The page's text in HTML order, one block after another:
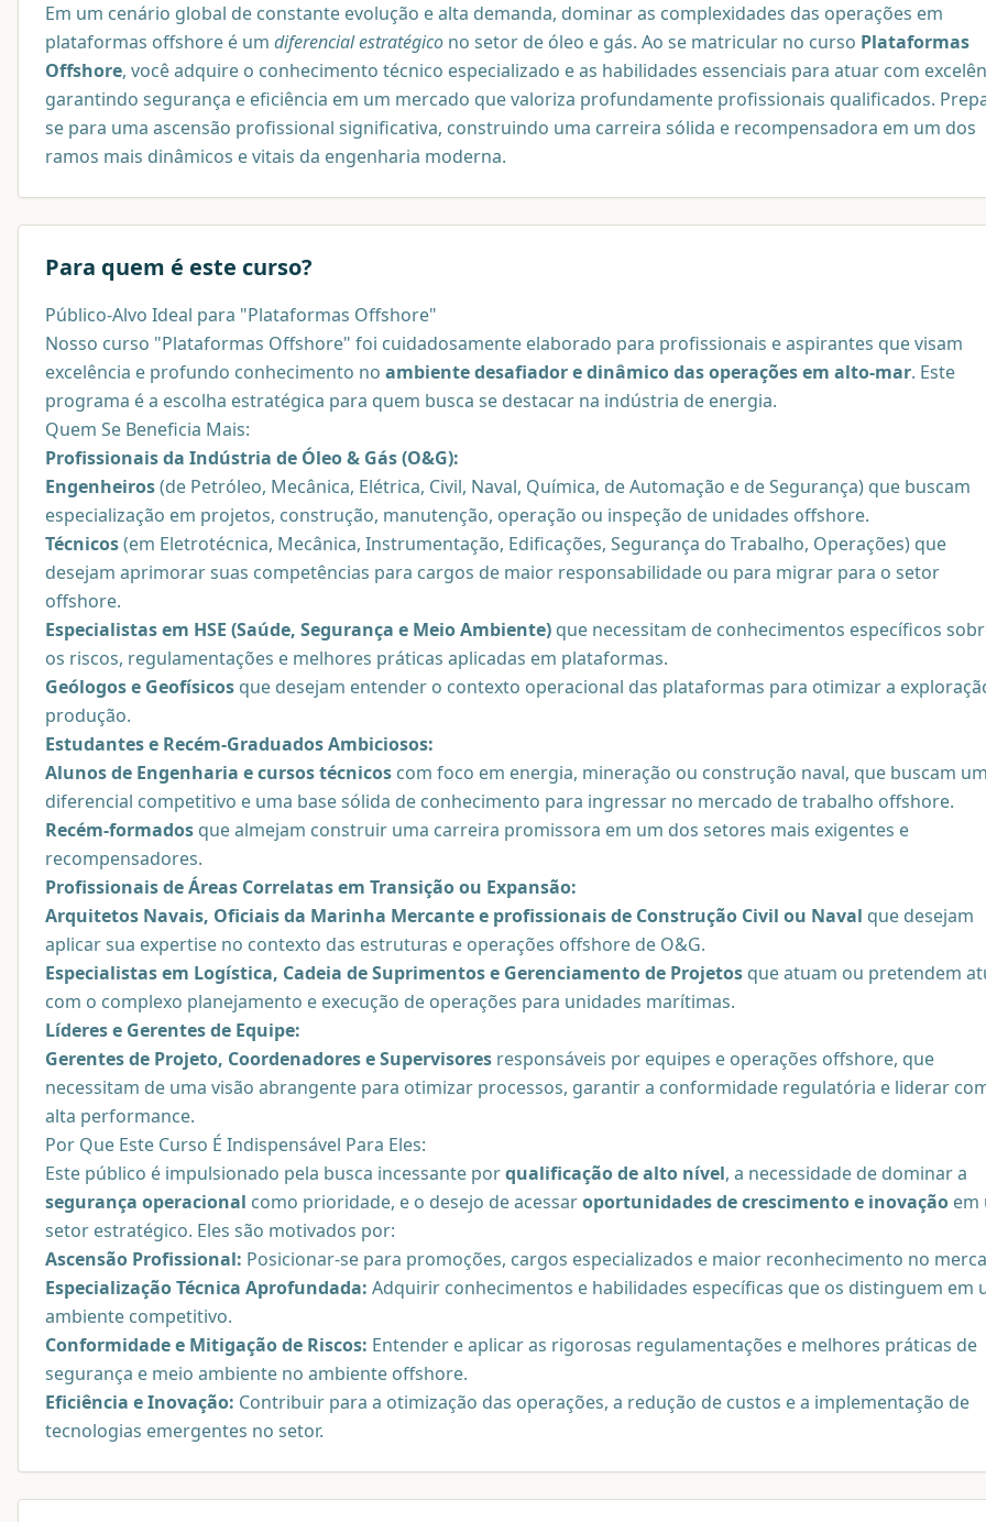
Em um cenário global de constante evolução e alta demanda, dominar as complexidades das operações em
plataformas offshore é um diferencial estratégico no setor de óleo e gás. Ao se matricular no curso Plataformas
Offshore, você adquire o conhecimento técnico especializado e as habilidades essenciais para atuar com
garantindo segurança e eficiência em um mercado que valoriza profundamente profissionais qualificados.
se para uma ascensão profissional significativa, construindo uma carreira sólida e recompensadora em um dos
ramos mais dinâmicos e vitais da engenharia moderna.
Para quem é este curso?
Público-Alvo Ideal para "Plataformas Offshore"
Nosso curso "Plataformas Offshore" foi cuidadosamente elaborado para profissionais e aspirantes que visam
excelência e profundo conhecimento no ambiente desafiador e dinâmico das operações em alto-mar. Este
programa é a escolha estratégica para quem busca se destacar na indústria de energia.
Quem Se Beneficia Mais:
Profissionais da Indústria de Óleo & Gás (O&G):
Engenheiros(de Petróleo, Mecânica, Elétrica, Civil, Naval, Química, de Automação e de Segurança) que buscam
especialização em projetos, construção, manutenção, operação ou inspeção de unidades offshore.
Técnicos(em Eletrotécnica, Mecânica, Instrumentação, Edificações, Segurança do Trabalho, Operações) que
desejam aprimorar suas competências para cargos de maior responsabilidade ou para migrar para o setor
offshore.
Especialistas em HSE (Saúde, Segurança e Meio Ambiente) que necessitam de conhecimentos específicos
os riscos, regulamentações e melhores práticas aplicadas em plataformas.
Geólogos e Geofísicos que desejam entender o contexto operacional das plataformas para otimizar a
produção.
Estudantes e Recém-Graduados Ambiciosos:
Alunos de Engenharia e cursos técnicos com foco em energia, mineração ou construção naval, que buscam um
diferencial competitivo e uma base sólida de conhecimento para ingressar no mercado de trabalho offshore.
Recém-formados que almejam construir uma carreira promissora em um dos setores mais exigentes e
recompensadores.
Profissionais de Áreas Correlatas em Transição ou Expansão:
Arquitetos Navais, Oficiais da Marinha Mercante e profissionais de Construção Civil ou Naval que desejam
aplicar sua expertise no contexto das estruturas e operações offshore de O&G.
Especialistas em Logística, Cadeia de Suprimentos e Gerenciamento de Projetos que atuam ou pretendem
com o complexo planejamento e execução de operações para unidades marítimas.
Líderes e Gerentes de Equipe:
Gerentes de Projeto, Coordenadores e Supervisores responsáveis por equipes e operações offshore, que
necessitam de uma visão abrangente para otimizar processos, garantir a conformidade regulatória e liderar
alta performance.
Por Que Este Curso É Indispensável Para Eles:
Este público é impulsionado pela busca incessante porqualificação de alto nível, a necessidade de dominar a
segurança operacional como prioridade, e o desejo de acessaroportunidades de crescimento e inovação em
setor estratégico. Eles são motivados por:
Ascensão Profissional: Posicionar-se para promoções, cargos especializados e maior reconhecimento no
Especialização Técnica Aprofundada: Adquirir conhecimentos e habilidades específicas que os distinguem em
ambiente competitivo.
Conformidade e Mitigação de Riscos: Entender e aplicar as rigorosas regulamentações e melhores práticas de
segurança e meio ambiente no ambiente offshore.
Eficiência e Inovação: Contribuir para a otimização das operações, a redução de custos e a implementação de
tecnologias emergentes no setor.